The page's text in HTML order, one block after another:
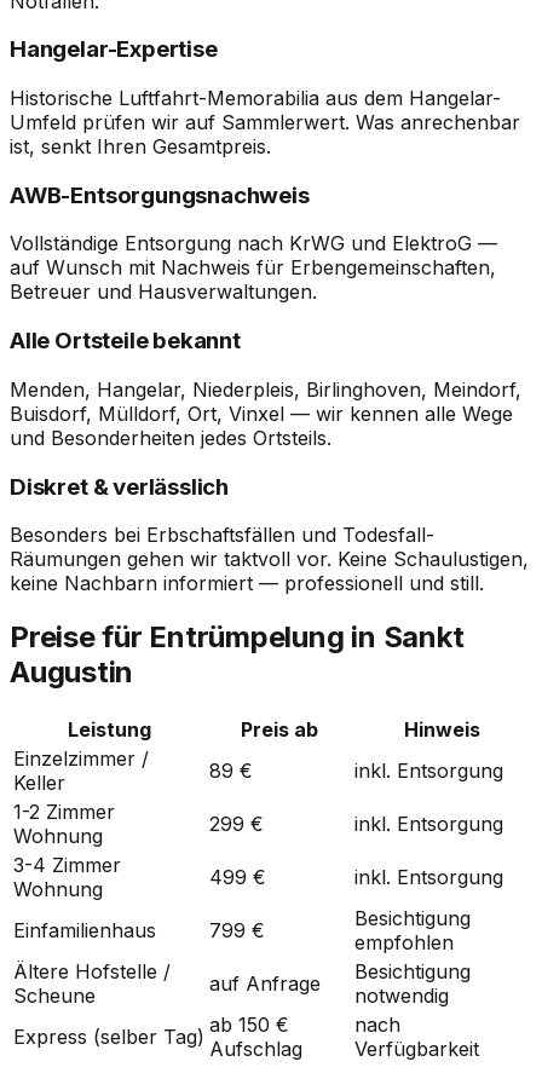
Hangelar-Expertise
Historische Luftfahrt-Memorabilia aus dem Hangelar-
Umfeld prüfen wir auf Sammlerwert. Was anrechenbar
ist, senkt Ihren Gesamtpreis.
AWB-Entsorgungsnachweis
Vollständige Entsorgung nach KrWG und ElektroG —
auf Wunsch mit Nachweis für Erbengemeinschaften,
Betreuer und Hausverwaltungen.
Alle Ortsteile bekannt
Menden, Hangelar, Niederpleis, Birlinghoven, Meindorf,
Buisdorf, Mülldorf, Ort, Vinxel — wir kennen alle Wege
und Besonderheiten jedes Ortsteils.
Diskret & verlässlich
Besonders bei Erbschaftsfällen und Todesfall-
Räumungen gehen wir taktvoll vor. Keine Schaulustigen,
keine Nachbarn informiert — professionell und still.
Preise für Entrümpelung in Sankt
Augustin
Leistung Preis ab
Hinweis
Einzelzimmer /
Keller
89 €
inkl. Entsorgung
1-2 Zimmer
Wohnung
299 €
inkl. Entsorgung
3-4 Zimmer
Wohnung
499 € inkl. Entsorgung
Einfamilienhaus 799 €
Besichtigung
empfohlen
Ältere Hofstelle /
Scheune
auf Anfrage
Besichtigung
notwendig
Express (selber Tag) ab 150 €
Aufschlag
nach
Verfügbarkeit